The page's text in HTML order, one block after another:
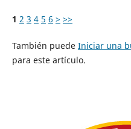
1 2 3 4 5 6 > >>
También puede Iniciar una
para este artículo.